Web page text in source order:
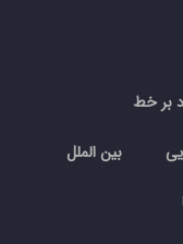
بر خط
بین الملل